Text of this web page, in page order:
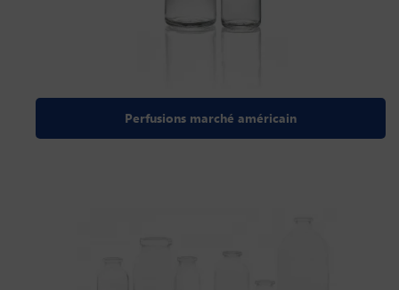
Perfusions marché américain